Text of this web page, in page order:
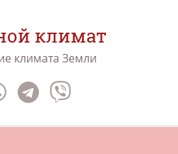
климат
климата Земли